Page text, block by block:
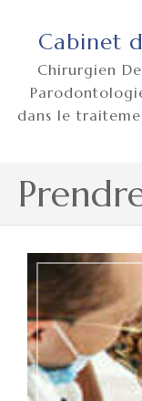
Cabinet
Chirurgien
dans le